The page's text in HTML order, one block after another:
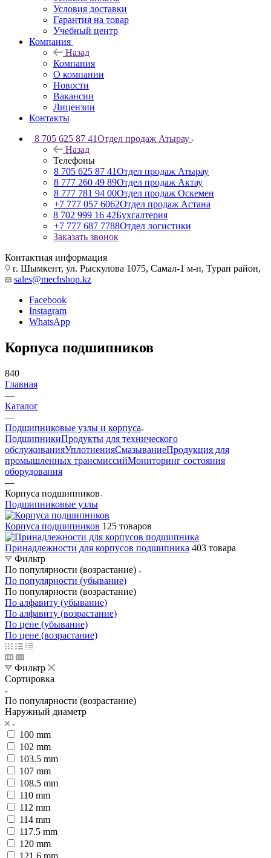
Условия доставки
Гарантия на товар
Учебный центр
Компания
Назад
Компания
О компании
Новости
Вакансии
Лицензии
Контакты
8 705 625 87 41Отдел продаж Атырау
Назад
Телефоны
8 705 625 87 41Отдел продаж Атырау
8 777 260 49 89Отдел продаж Актау
8 777 781 94 00Отдел продаж Оскемен
+7 777 057 6062Отдел продаж Астана
8 702 999 16 42Бухгалтерия
+7 777 687 7788Отдел логистики
Заказать звонок
Контактная информация
г. Шымкент, ул. Рыскулова 1075, ​Самал-1 м-н, Туран район,
sales@mechshop.kz
Facebook
Instagram
WhatsApp
Корпуса подшипников
840
Главная
—
Каталог
—
Подшипниковые узлы и корпуса
ПодшипникиПродукты для технического
обслуживанияУплотненияСмазываниеПродукция для
промышленных трансмиссийМониторинг состояния
оборудования
—
Корпуса подшипников
Подшипниковые узлы
Корпуса подшипников 125 товаров
Принадлежности для корпусов подшипника 403 товара
Фильтр
По популярности (возрастание)
По популярности (убывание)
По популярности (возрастание)
По алфавиту (убывание)
По алфавиту (возрастание)
По цене (убывание)
По цене (возрастание)
Фильтр
Сортировка
По популярности (возрастание)
Наружный диаметр
100 mm
102 mm
103.5 mm
107 mm
108.5 mm
110 mm
112 mm
114 mm
117.5 mm
120 mm
121.6 mm